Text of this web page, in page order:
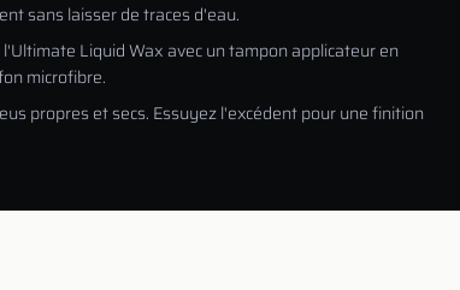
sans laisser de traces d'eau.
Liquid Wax avec un tampon applicateur en
microfibre.
propres et secs. Essuyez l'excédent pour une finition